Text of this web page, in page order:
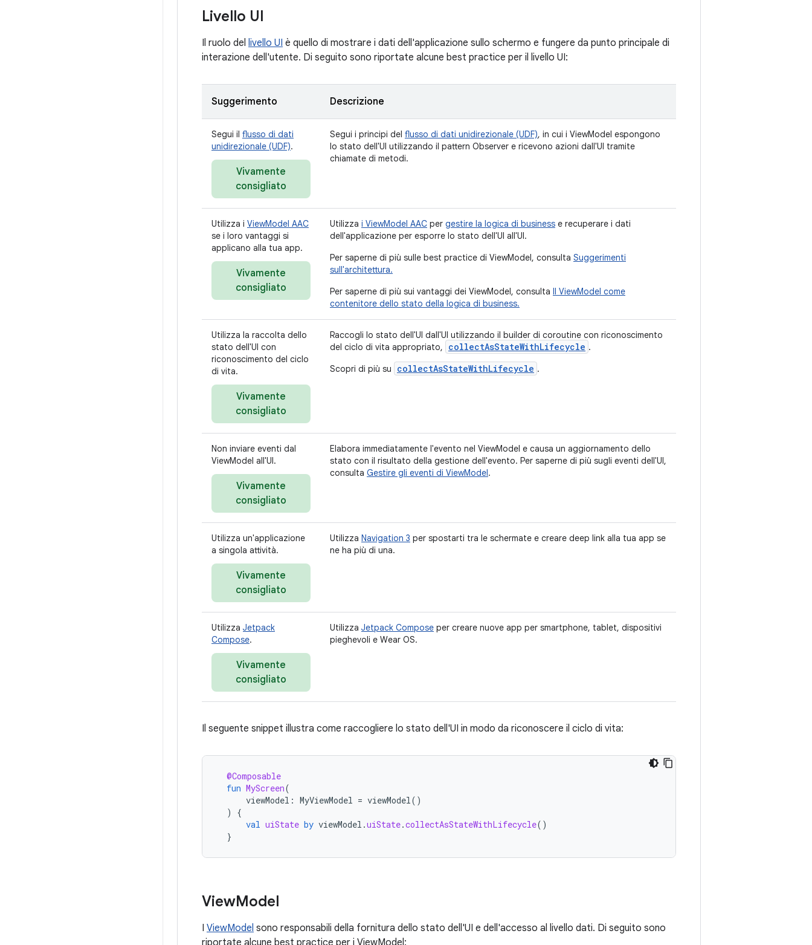
Livello UI
Il ruolo del livello UI è quello di mostrare i dati dell'applicazione sullo schermo e fungere da punto principale di
interazione dell'utente. Di seguito sono riportate alcune best practice per il livello UI:
Suggerimento Descrizione
Segui il flusso di dati
unidirezionale (UDF).
Vivamente
consigliato
Segui i principi del flusso di dati unidirezionale (UDF), in cui i ViewModel espongono
lo stato dell'UI utilizzando il pattern Observer e ricevono azioni dall'UI tramite
chiamate di metodi.
Utilizza i ViewModel AAC
se i loro vantaggi si
applicano alla tua app.
Vivamente
consigliato
Utilizza i ViewModel AAC per gestire la logica di business e recuperare i dati
dell'applicazione per esporre lo stato dell'UI all'UI.
Per saperne di più sulle best practice di ViewModel, consulta Suggerimenti
sull'architettura.
Per saperne di più sui vantaggi dei ViewModel, consulta Il ViewModel come
contenitore dello stato della logica di business.
Utilizza la raccolta dello
stato dell'UI con
riconoscimento del ciclo
di vita.
Vivamente
consigliato
Raccogli lo stato dell'UI dall'UI utilizzando il builder di coroutine con riconoscimento
del ciclo di vita appropriato,
collectAsStateWithLifecycle .
Scopri di più su
collectAsStateWithLifecycle .
Non inviare eventi dal
ViewModel all'UI.
Vivamente
consigliato
Elabora immediatamente l'evento nel ViewModel e causa un aggiornamento dello
stato con il risultato della gestione dell'evento. Per saperne di più sugli eventi dell'UI,
consulta Gestire gli eventi di ViewModel.
Utilizza un'applicazione
a singola attività.
Vivamente
consigliato
Utilizza Navigation 3 per spostarti tra le schermate e creare deep link alla tua app se
ne ha più di una.
Utilizza Jetpack
Compose.
Vivamente
consigliato
Utilizza Jetpack Compose per creare nuove app per smartphone, tablet, dispositivi
pieghevoli e Wear OS.
Il seguente snippet illustra come raccogliere lo stato dell'UI in modo da riconoscere il ciclo di vita:
@Composable
fun MyScreen(
viewModel : MyViewModel = viewModel()
)
{
val uiState by viewModel .uiState.collectAsStateWithLifecycle()
}
ViewModel
I ViewModel sono responsabili della fornitura dello stato dell'UI e dell'accesso al livello dati. Di seguito sono
riportate alcune best practice per i ViewModel: